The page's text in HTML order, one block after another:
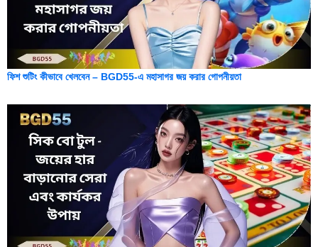
ফিশ শুটিং কীভাবে খেলবেন – BGD55-এ মহাসাগর জয় করার গোপনীয়তা